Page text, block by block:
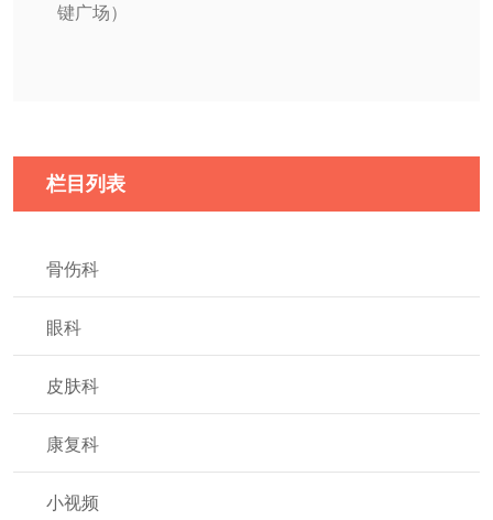
键广场）
栏目列表
骨伤科
眼科
皮肤科
康复科
小视频